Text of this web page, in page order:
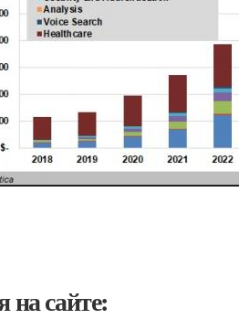
на сайте: